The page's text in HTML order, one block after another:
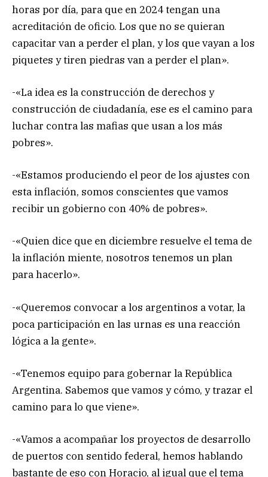
horas por día, para que en 2024 tengan una
acreditación de oficio. Los que no se quieran
capacitar van a perder el plan, y los que vayan a los
piquetes y tiren piedras van a perder el plan».
-«La idea es la construcción de derechos y
construcción de ciudadanía, ese es el camino para
luchar contra las mafias que usan a los más
pobres».
-«Estamos produciendo el peor de los ajustes con
esta inflación, somos conscientes que vamos
recibir un gobierno con 40% de pobres».
-«Quien dice que en diciembre resuelve el tema de
la inflación miente, nosotros tenemos un plan
para hacerlo».
-«Queremos convocar a los argentinos a votar, la
poca participación en las urnas es una reacción
lógica a la gente».
-«Tenemos equipo para gobernar la República
Argentina. Sabemos que vamos y cómo, y trazar el
camino para lo que viene».
-«Vamos a acompañar los proyectos de desarrollo
de puertos con sentido federal, hemos hablando
bastante de eso con Horacio, al igual que el tema